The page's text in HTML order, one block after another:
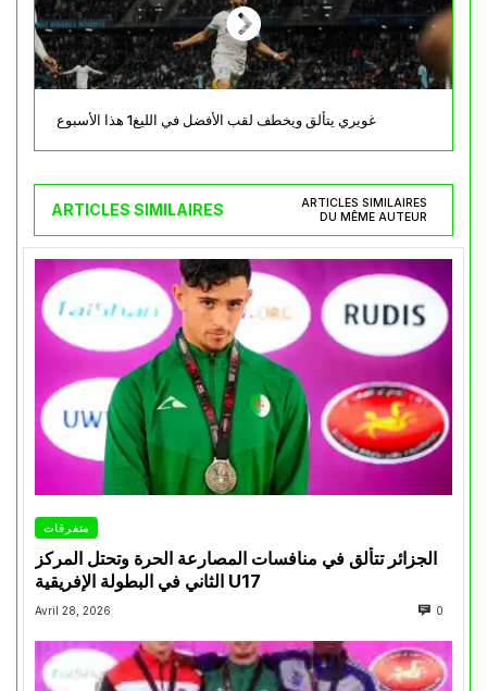
غويري يتألق ويخطف لقب الأفضل في الليغ1 هذا الأسبوع
ARTICLES SIMILAIRES
ARTICLES SIMILAIRES
DU MÊME AUTEUR
متفرقات
الجزائر تتألق في منافسات المصارعة الحرة وتحتل المركز
الثاني في البطولة الإفريقية U17
Avril 28, 2026 0